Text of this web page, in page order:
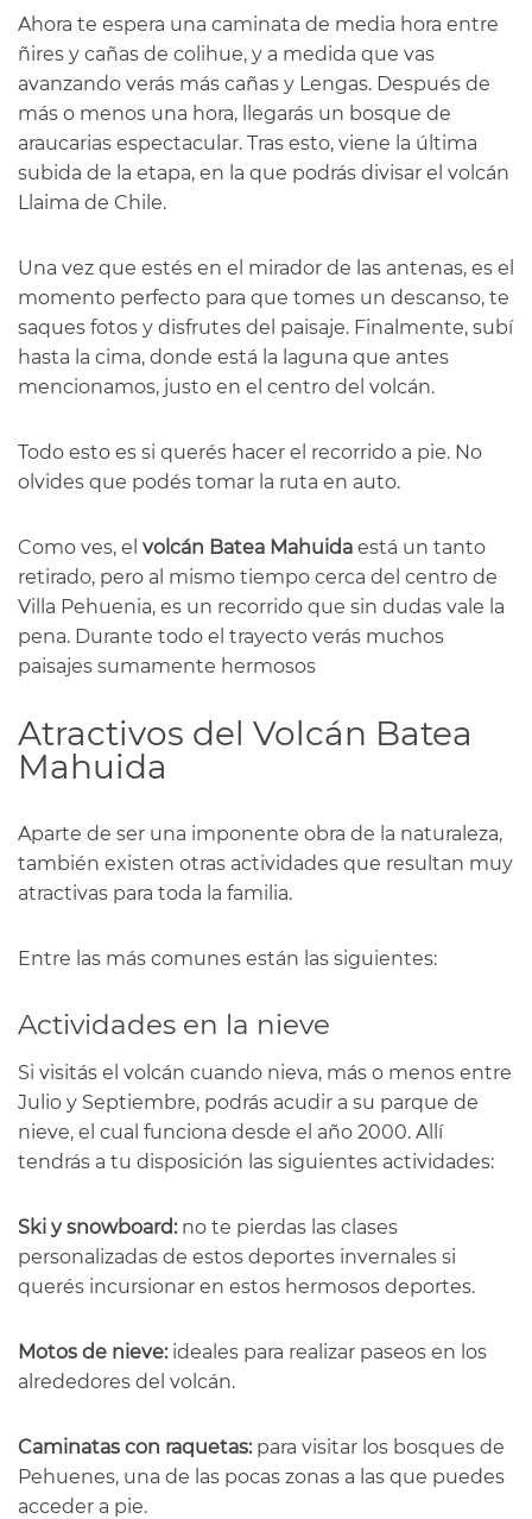
Ahora te espera una caminata de media hora entre
ñires y cañas de colihue, y a medida que vas
avanzando verás más cañas y Lengas. Después de
más o menos una hora, llegarás un bosque de
araucarias espectacular. Tras esto, viene la última
subida de la etapa, en la que podrás divisar el volcán
Llaima de Chile.
Una vez que estés en el mirador de las antenas, es el
momento perfecto para que tomes un descanso, te
saques fotos y disfrutes del paisaje. Finalmente, subí
hasta la cima, donde está la laguna que antes
mencionamos, justo en el centro del volcán.
Todo esto es si querés hacer el recorrido a pie. No
olvides que podés tomar la ruta en auto.
Como ves, el volcán Batea Mahuida está un tanto
retirado, pero al mismo tiempo cerca del centro de
Villa Pehuenia, es un recorrido que sin dudas vale la
pena. Durante todo el trayecto verás muchos
paisajes sumamente hermosos
Atractivos del Volcán Batea
Mahuida
Aparte de ser una imponente obra de la naturaleza,
también existen otras actividades que resultan muy
atractivas para toda la familia.
Entre las más comunes están las siguientes:
Actividades en la nieve
Si visitás el volcán cuando nieva, más o menos entre
Julio y Septiembre, podrás acudir a su parque de
nieve, el cual funciona desde el año 2000. Allí
tendrás a tu disposición las siguientes actividades:
Ski y snowboard:no te pierdas las clases
personalizadas de estos deportes invernales si
querés incursionar en estos hermosos deportes.
Motos de nieve:ideales para realizar paseos en los
alrededores del volcán.
Caminatas con raquetas:para visitar los bosques de
Pehuenes, una de las pocas zonas a las que puedes
acceder a pie.